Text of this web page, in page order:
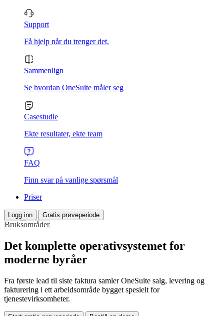
Support
Få hjelp når du trenger det.
Sammenlign
Se hvordan OneSuite måler seg
Casestudie
Ekte resultater, ekte team
FAQ
Finn svar på vanlige spørsmål
Priser
Logg inn Gratis prøveperiode
Bruksområder
Det komplette operativsystemet for
moderne byråer
Fra første lead til siste faktura samler OneSuite salg, levering og
fakturering i ett arbeidsområde bygget spesielt for
tjenestevirksomheter.